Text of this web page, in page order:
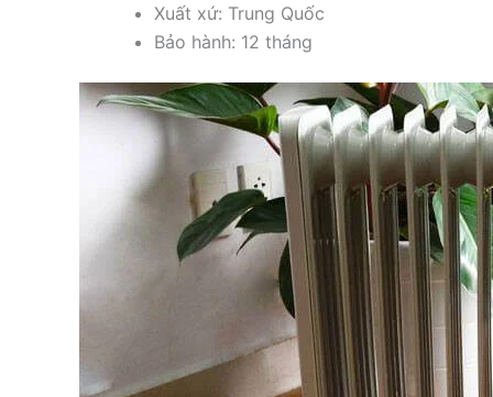
Xuất xứ: Trung Quốc
Bảo hành: 12 tháng